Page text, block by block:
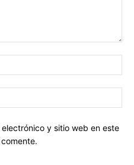
y sitio web en este